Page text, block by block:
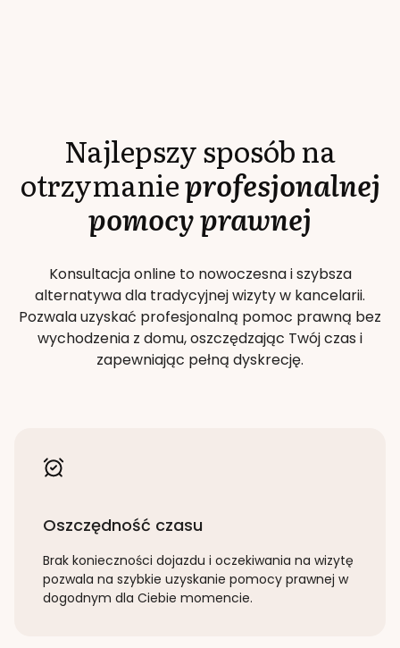
Najlepszy sposób na
otrzymanieprofesjonalnej
pomocy prawnej
Konsultacja online to nowoczesna i szybsza
alternatywa dla tradycyjnej wizyty w kancelarii.
Pozwala uzyskać profesjonalną pomoc prawną bez
wychodzenia z domu, oszczędzając Twój czas i
zapewniając pełną dyskrecję.
Oszczędność czasu
Brak konieczności dojazdu i oczekiwania na wizytę
pozwala na szybkie uzyskanie pomocy prawnej w
dogodnym dla Ciebie momencie.